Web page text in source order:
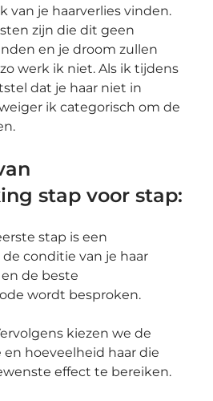
van je haarverlies vinden.
zijn die dit geen
en je droom zullen
werk ik niet. Als ik tijdens
dat je haar niet in
ik categorisch om de
stap voor stap:
stap is een
conditie van je haar
de beste
wordt besproken.
kiezen we de
hoeveelheid haar die
effect te bereiken.